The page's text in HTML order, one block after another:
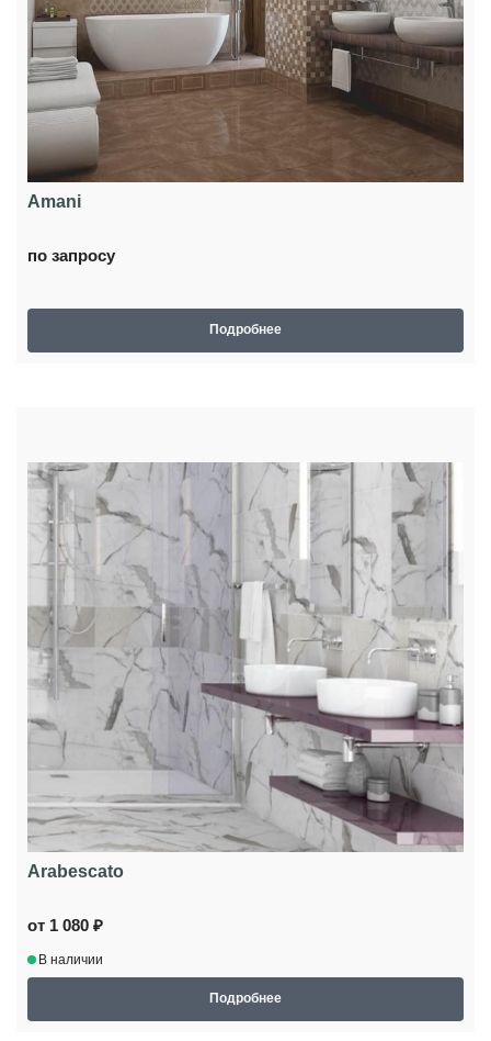
Amani
по запросу
Подробнее
Arabescato
от 1 080 ₽
В наличии
Подробнее